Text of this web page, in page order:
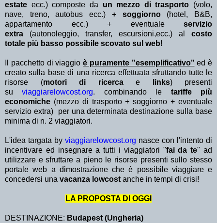
estate ecc.) composte da un mezzo di trasporto (volo,
nave, treno, autobus ecc.) + soggiorno(hotel, B&B,
appartamento ecc.) + eventuale servizio
extra (autonoleggio, transfer, escursioni,ecc.) al costo
totale più basso possibile scovato sul web!
Il pacchetto di viaggio è puramente "esemplificativo" ed è
creato sulla base di una ricerca effettuata sfruttando tutte le
risorse (motori di ricerca e links) presenti
suviaggiarelowcost.org. combinando le tariffe più
economiche (mezzo di trasporto + soggiorno + eventuale
servizio extra)
per una determinata destinazione sulla base
minima di n. 2 viaggiatori.
L'idea targata by viaggiarelowcost.org nasce con l'intento di
incentivare ed insegnare a tutti i viaggiatori "fai da te" ad
utilizzare e sfruttare a pieno le risorse presenti sullo stesso
portale web a dimostrazione che è possibile viaggiare e
concedersi una vacanza lowcost anche in tempi di crisi!
LA PROPOSTA DI OGGI
DESTINAZIONE: Budapest (Ungheria)